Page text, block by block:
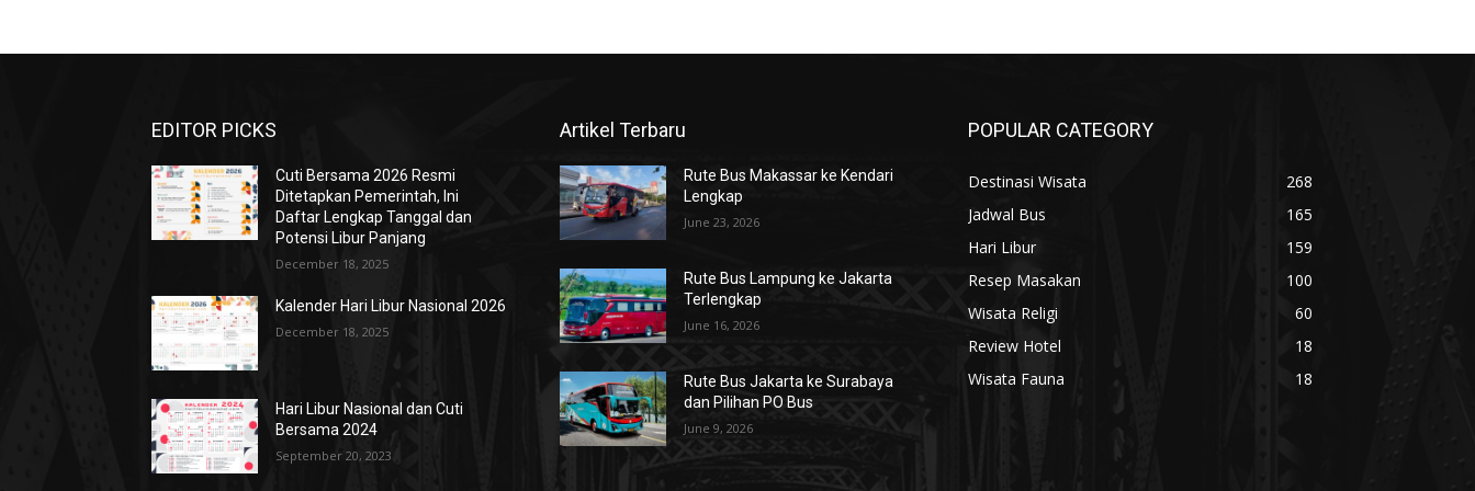
EDITOR PICKS
Cuti Bersama 2026 Resmi
Ditetapkan Pemerintah, Ini
Daftar Lengkap Tanggal dan
Potensi Libur Panjang
December 18, 2025
Kalender Hari Libur Nasional 2026
December 18, 2025
Hari Libur Nasional dan Cuti
Bersama 2024
September 20, 2023
Artikel Terbaru
Rute Bus Makassar ke Kendari
Lengkap
June 23, 2026
Rute Bus Lampung ke Jakarta
Terlengkap
June 16, 2026
Rute Bus Jakarta ke Surabaya
dan Pilihan PO Bus
June 9, 2026
POPULAR CATEGORY
Destinasi Wisata
268
Jadwal Bus
165
Hari Libur
159
Resep Masakan
100
Wisata Religi
60
Review Hotel
18
Wisata Fauna
18